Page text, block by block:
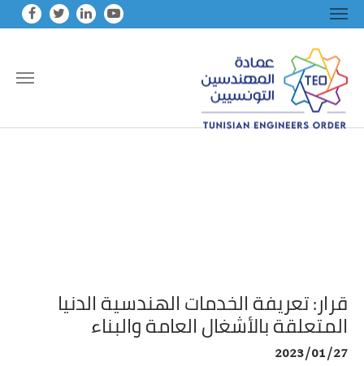
قرار: تعريفة الخدمات الهندسية الدنيا
المتعلقة بالأشغال العامة والبناء
2023/01/27